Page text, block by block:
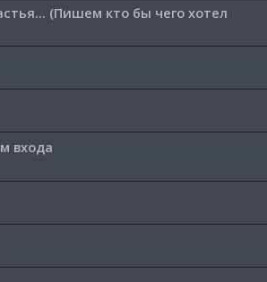
(Пишем кто бы чего хотел
входа